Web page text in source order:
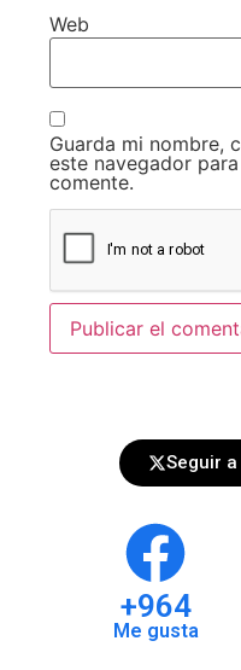
Web
Guarda mi nombre,
este navegador
comente.
Seguir
+964
Me gusta